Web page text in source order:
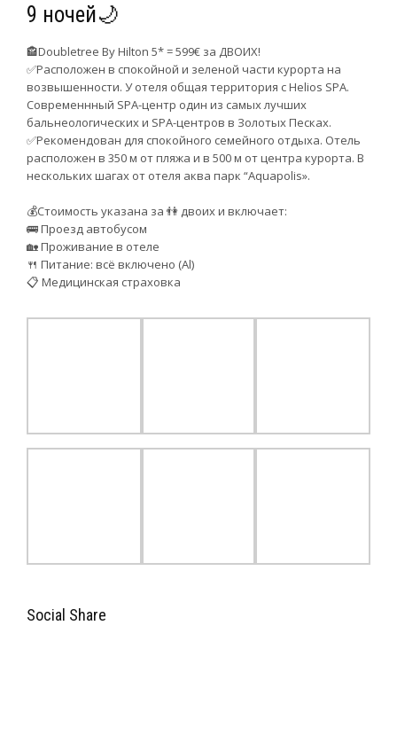
9 ночей🌙
🏤Doubletree By Hilton 5* = 599€ за ДВОИХ!
✅Расположен в спокойной и зеленой части курорта на
возвышенности. У отеля общая территория с Helios SPA.
Современнный SPA-центр один из самых лучших
бальнеологических и SPA-центров в Золотых Песках.
✅Рекомендован для спокойного семейного отдыха. Отель
расположен в 350 м от пляжа и в 500 м от центра курорта. В
нескольких шагах от отеля аква парк “Aquapolis».
💰Стоимость указана за 👫 двоих и включает:
🚌 Проезд автобусом
🏡 Проживание в отеле
🍴 Питание: всё включено (Al)
📋 Медицинская страховка
Social Share